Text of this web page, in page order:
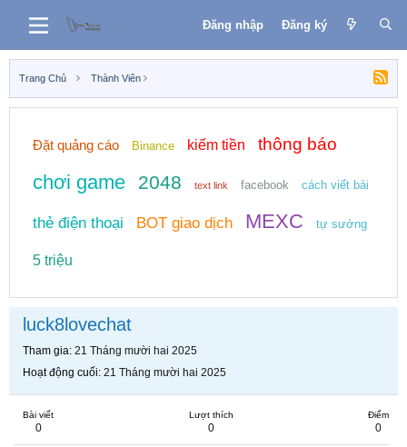
Đăng nhập Đăng ký
Trang Chủ Thành Viên
Đặt quảng cáo Binance kiếm tiền thông báo
chơi game 2048 text link facebook cách viết bài
thẻ điện thoại BOT giao dịch MEXC tự sướng
5 triệu
luck8lovechat
Tham gia 21 Tháng mười hai 2025
Hoạt động cuối 21 Tháng mười hai 2025
Bài viết
0
Lượt thích
0
Điểm
0